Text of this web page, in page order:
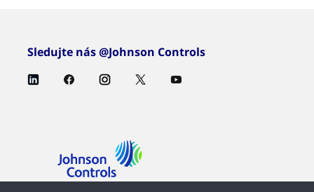
Sledujte nás @Johnson Controls